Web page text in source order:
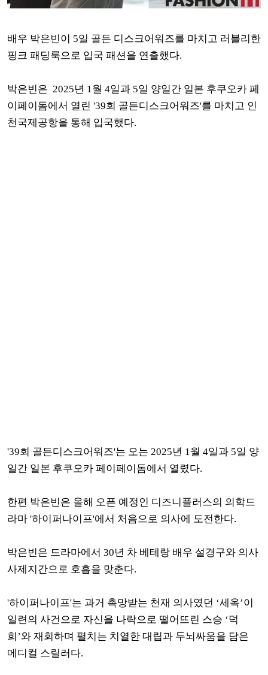
배우 박은빈이 5일 골든 디스크어워즈를 마치고 러블리한
핑크 패딩룩으로 입국 패션을 연출했다.
박은빈은 2025년 1월 4일과 5일 양일간 일본 후쿠오카 페
이페이돔에서 열린 '39회 골든디스크어워즈'를 마치고 인
천국제공항을 통해 입국했다.
'39회 골든디스크어워즈'는 오는 2025년 1월 4일과 5일 양
일간 일본 후쿠오카 페이페이돔에서 열렸다.
한편 박은빈은 올해 오픈 예정인 디즈니플러스의 의학드
라마 '하이퍼나이프'에서 처음으로 의사에 도전한다.
박은빈은 드라마에서 30년 차 베테랑 배우 설경구와 의사
사제지간으로 호흡을 맞춘다.
'하이퍼나이프'는 과거 촉망받는 천재 의사였던 ‘세옥’이
일련의 사건으로 자신을 나락으로 떨어뜨린 스승 ‘덕
희’와 재회하며 펼치는 치열한 대립과 두뇌싸움을 담은
메디컬 스릴러다.